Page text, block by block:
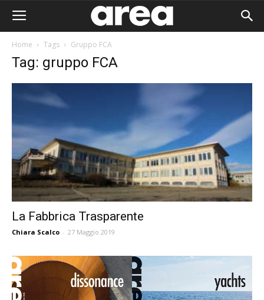
Home Tags Gruppo FCA
Tag: gruppo FCA
La Fabbrica Trasparente
Chiara Scalco - 27 Maggio 2019